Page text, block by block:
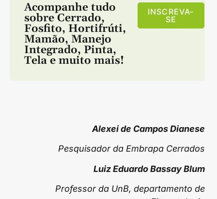
Acompanhe tudo
sobre Cerrado,
Fosfito, Hortifrúti,
Mamão, Manejo
Integrado, Pinta,
Telae muito mais!
INSCREVA-
SE
Alexei de Campos Dianese
Pesquisador da Embrapa Cerrados
Luiz Eduardo Bassay Blum
Professor da UnB, departamento de